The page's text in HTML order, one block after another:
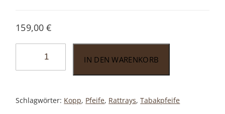
159,00€
Menge
IN DEN WARENKORB
Schlagwörter: Kopp, Pfeife, Rattrays,Tabakpfeife